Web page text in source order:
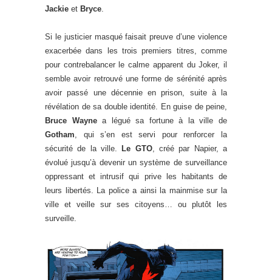
Jackie et Bryce.
Si le justicier masqué faisait preuve d’une violence
exacerbée dans les trois premiers titres, comme
pour contrebalancer le calme apparent du Joker, il
semble avoir retrouvé une forme de sérénité après
avoir passé une décennie en prison, suite à la
révélation de sa double identité. En guise de peine,
Bruce Waynea légué sa fortune à la ville de
Gotham, qui s’en est servi pour renforcer la
sécurité de la ville.
Le GTO, créé par Napier, a
évolué jusqu’à devenir un système de surveillance
oppressant et intrusif qui prive les habitants de
leurs libertés. La police a ainsi la mainmise sur la
ville et veille sur ses citoyens… ou plutôt les
surveille.